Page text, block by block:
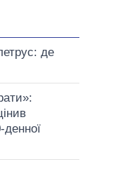
де
денної